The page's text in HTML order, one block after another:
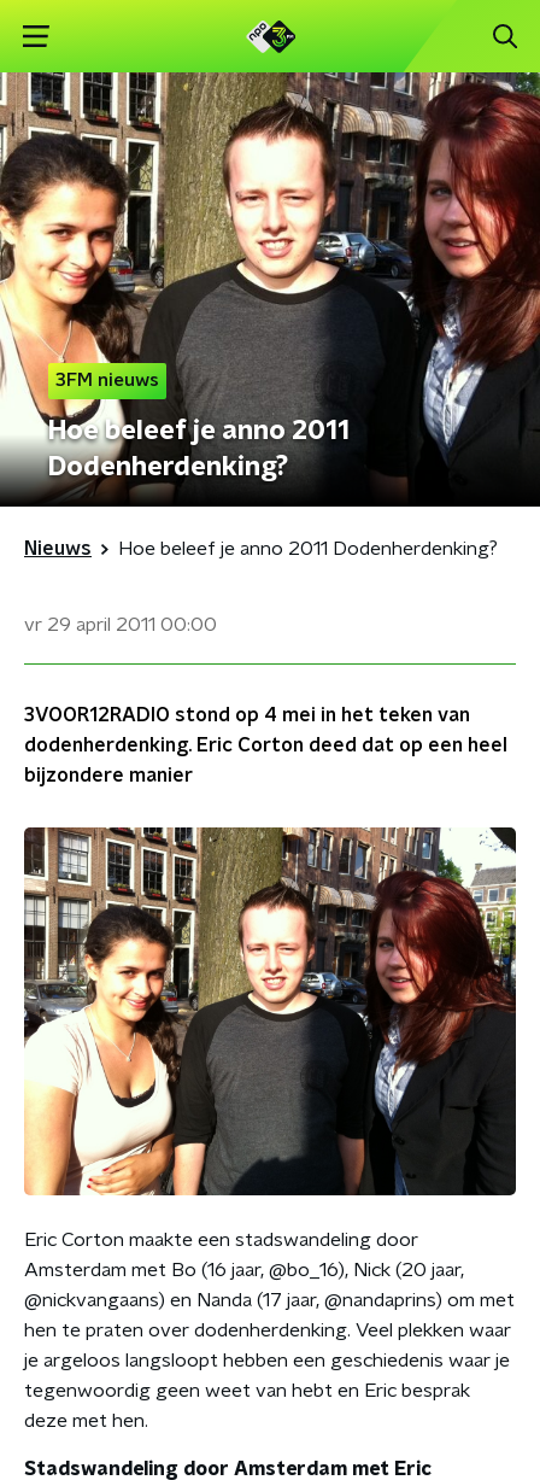
3FM nieuws
Hoe beleef je anno 2011
Dodenherdenking?
Nieuws Hoe beleef je anno 2011 Dodenherdenking?
vr 29 april 2011 00:00
3VOOR12RADIO stond op 4 mei in het teken van
dodenherdenking. Eric Corton deed dat op een heel
bijzondere manier
Eric Corton maakte een stadswandeling door
Amsterdam met Bo (16 jaar, @bo_16), Nick (20 jaar,
@nickvangaans) en Nanda (17 jaar, @nandaprins) om met
hen te praten over dodenherdenking. Veel plekken waar
je argeloos langsloopt hebben een geschiedenis waar je
tegenwoordig geen weet van hebt en Eric besprak
deze met hen.
Stadswandeling door Amsterdam met Eric